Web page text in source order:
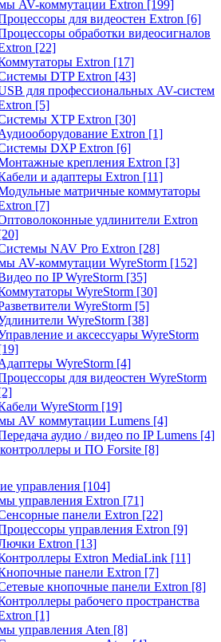
AV-коммутации Extron [199]
для видеостен Extron [6]
обработки видеосигналов
[22]
Extron [17]
DTP Extron [43]
для профессиональных AV-систем
[5]
XTP Extron [30]
Extron [1]
DXP Extron [6]
крепления Extron [3]
и адаптеры Extron [11]
матричные коммутаторы
[7]
удлинители Extron
NAV Pro Extron [28]
AV-коммутации WyreStorm [152]
по IP WyreStorm [35]
WyreStorm [30]
WyreStorm [5]
WyreStorm [38]
и аксессуары WyreStorm
WyreStorm [4]
для видеостен WyreStorm
WyreStorm [19]
AV коммутации Lumens [4]
аудио / видео по IP Lumens [4]
и ПО Forsite [8]
управления [104]
управления Extron [71]
панели Extron [22]
управления Extron [9]
Extron [13]
Extron MediaLink [11]
панели Extron [7]
кнопочные панели Extron [8]
рабочего пространства
[1]
управления Aten [8]